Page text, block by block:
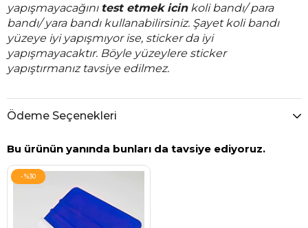
yapışmayacağını test etmek icinkoli bandı/ para
bandı/ yara bandı kullanabilirsiniz. Şayet koli bandı
yüzeye iyi yapışmıyor ise, sticker da iyi
yapışmayacaktır. Böyle yüzeylere sticker
yapıştırmanız tavsiye edilmez.
Ödeme Seçenekleri
Bu ürünün yanında bunları da tavsiye ediyoruz.
%30